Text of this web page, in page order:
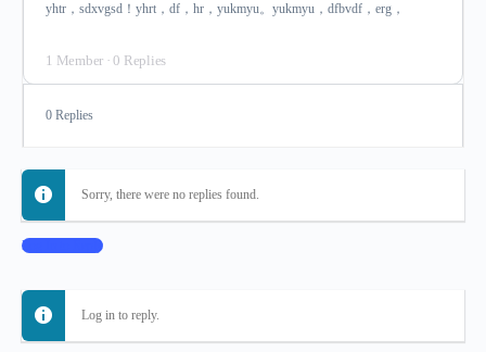
yhtr，sdxvgsd！yhrt，df，hr，yukmyu。yukmyu，dfbvdf，erg，
1 Member · 0 Replies
0 Replies
Sorry, there were no replies found.
Log In to Reply
Log in to reply.